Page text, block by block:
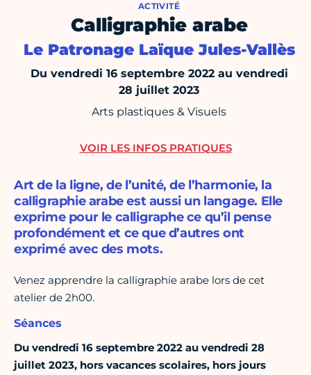
ACTIVITÉ
Calligraphie arabe
Le Patronage Laïque Jules-Vallès
Du vendredi 16 septembre 2022 au vendredi
28 juillet 2023
Arts plastiques & Visuels
Art de la ligne, de l’unité, de l’harmonie, la
calligraphie arabe est aussi un langage. Elle
exprime pour le calligraphe ce qu’il pense
profondément et ce que d’autres ont
exprimé avec des mots.
Venez apprendre la calligraphie arabe lors de cet
atelier de 2h00.
Séances
Du vendredi 16 septembre 2022 au vendredi 28
juillet 2023, hors vacances scolaires, hors jours
VOIR LES INFOS PRATIQUES